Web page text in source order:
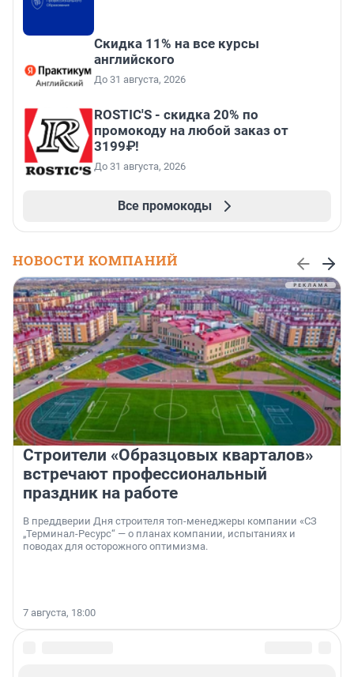
Скидка 11% на все курсы
английского
До 31 августа, 2026
ROSTIC'S - скидка 20% по
промокоду на любой заказ от
3199₽!
До 31 августа, 2026
Все промокоды
НОВОСТИ КОМПАНИЙ
Строители «Образцовых кварталов»
встречают профессиональный
праздник на работе
В преддверии Дня строителя топ-менеджеры компании «СЗ
„Терминал-Ресурс“ — о планах компании, испытаниях и
поводах для осторожного оптимизма.
7 августа, 18:00